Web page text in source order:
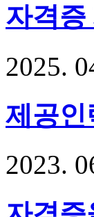
자격증
2025.
제공인
2023.